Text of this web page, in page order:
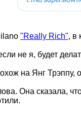
"Really Rich", в
не я, будет
на Янг Трэппу,
Она сказала,